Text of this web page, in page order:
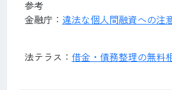
参考
金融庁： 違法な個人間融資への注
法テラス： 借金・債務整理の無料